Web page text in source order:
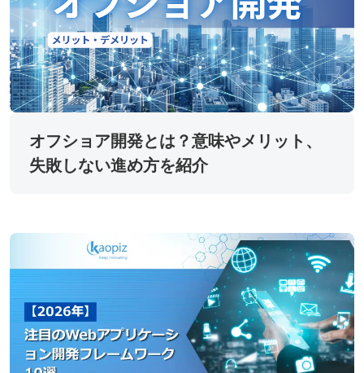
オフショア開発とは？意味やメリット、
失敗しない進め方を紹介